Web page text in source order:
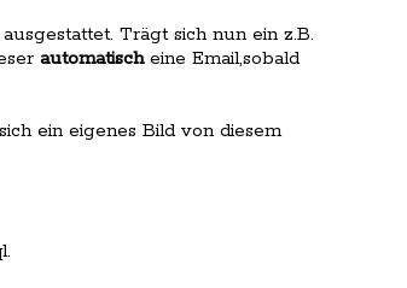
Trägt sich nun ein z.B.
automatischeine Email,sobald
ein eigenes Bild von diesem